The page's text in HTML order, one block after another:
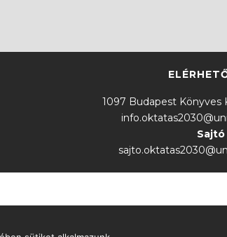
1097 Budapest Könyves
Sajtó